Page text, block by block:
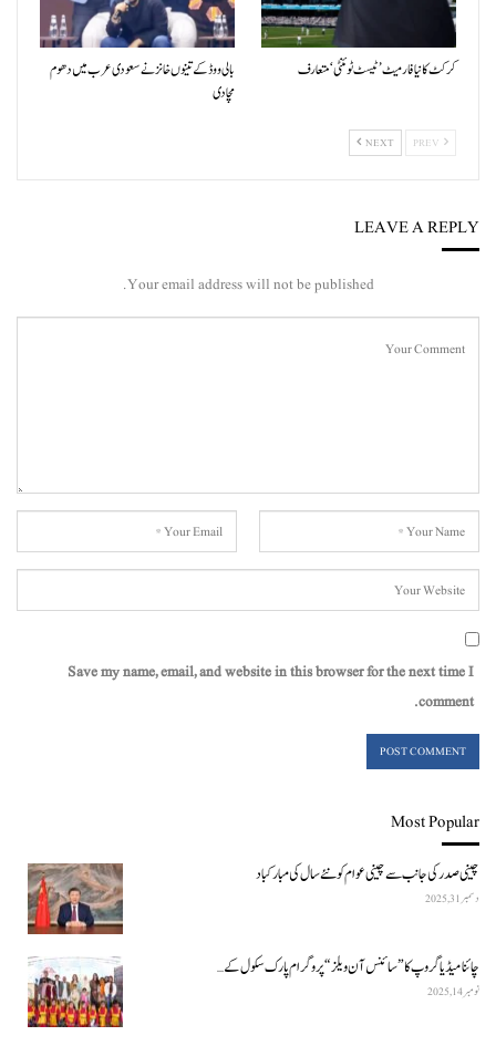
کرکٹ کا نیا فارمیٹ ’ٹیسٹ ٹوئنٹی‘ متعارف
بالی ووڈ کے تینوں خانز نے سعودی عرب میں دھوم
مچادی
NEXT
LEAVE A REPLY
Your email address will not be published.
Save my name, email, and website in this browser for the next time I
comment.
Most Popular
چینی صدر کی جانب سے چینی عوام کو نئے سال کی مبارکباد
دسمبر 31, 2025
چائنا میڈیا گروپ کا ”سائنس آن ویلز“ پروگرام پارک سکول کے…
نومبر 14, 2025